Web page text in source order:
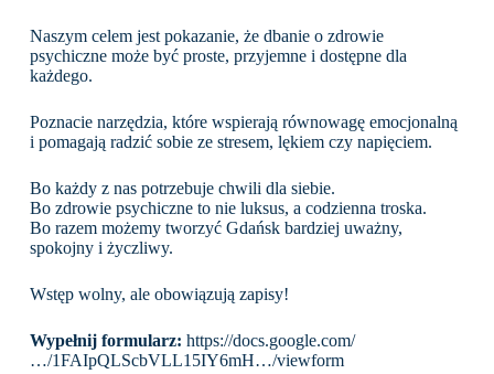
Naszym celem jest pokazanie, że dbanie o zdrowie
psychiczne może być proste, przyjemne i dostępne dla
każdego.
Poznacie narzędzia, które wspierają równowagę emocjonalną
i pomagają radzić sobie ze stresem, lękiem czy napięciem.
Bo każdy z nas potrzebuje chwili dla siebie.
Bo zdrowie psychiczne to nie luksus, a codzienna troska.
Bo razem możemy tworzyć Gdańsk bardziej uważny,
spokojny i życzliwy.
Wstęp wolny, ale obowiązują zapisy!
Wypełnij formularz: https://docs.google.com/
…/1FAIpQLScbVLL15IY6mH…/viewform